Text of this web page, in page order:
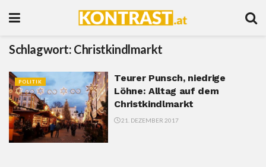
Schlagwort: Christkindlmarkt
POLITIK
Teurer Punsch, niedrige
Löhne: Alltag auf dem
Christkindlmarkt
21. DEZEMBER 2017